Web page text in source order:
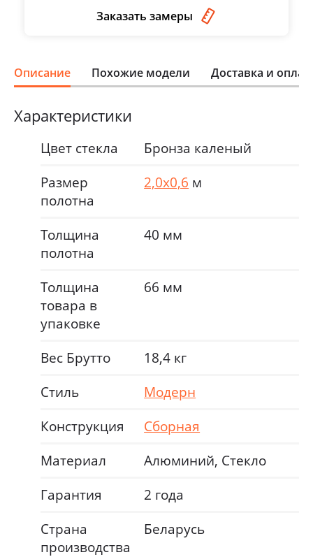
Заказать замеры
Описание Похожие модели Доставка и
Характеристики
Цвет стекла
Бронза каленый
Размер
полотна
2,0х0,6 м
Толщина
полотна
40 мм
Толщина
товара в
упаковке
66 мм
Вес Брутто
18,4 кг
Стиль
Модерн
Конструкция
Сборная
Материал
Алюминий, Стекло
Гарантия
2 года
Страна
производства
Беларусь